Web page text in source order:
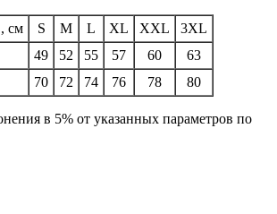
см S M L XL XXL
3XL
49 52 55 57 60
63
70 72 74 76 78 80
в 5% от указанных параметров по